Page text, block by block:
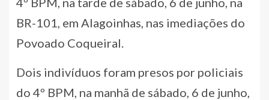
BR-101, em Alagoinhas, nas imediações do
Povoado Coqueiral.
Dois indivíduos foram presos por policiais
do 4º BPM, na manhã de sábado, 6 de junho,